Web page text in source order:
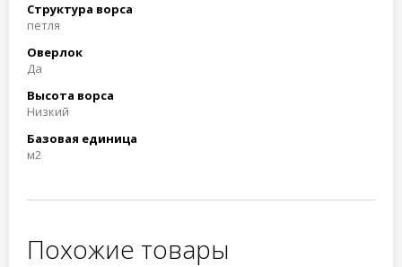
Структура ворса
петля
Оверлок
Да
Высота ворса
Низкий
Базовая единица
м2
Похожие товары